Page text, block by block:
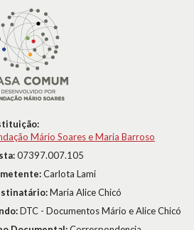
Mário Soares e Maria Barroso
07397.007.105
Carlota Lami
Maria Alice Chicó
DTC - Documentos Mário e Alice Chicó